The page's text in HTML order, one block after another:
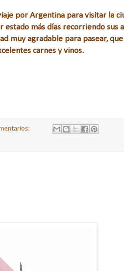
por Argentina para visitar la
estado más días recorriendo sus
muy agradable para pasear,
carnes y vinos.